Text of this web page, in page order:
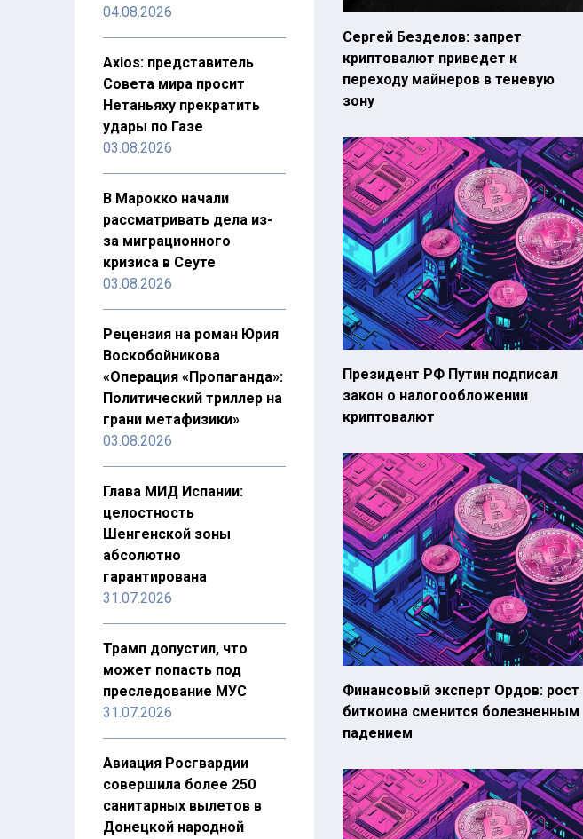
04.08.2026
Axios: представитель
Совета мира просит
Нетаньяху прекратить
удары по Газе
03.08.2026
В Марокко начали
рассматривать дела из-
за миграционного
кризиса в Сеуте
03.08.2026
Рецензия на роман Юрия
Воскобойникова
«Операция «Пропаганда»:
Политический триллер на
грани метафизики»
03.08.2026
Глава МИД Испании:
целостность
Шенгенской зоны
абсолютно
гарантирована
31.07.2026
Трамп допустил, что
может попасть под
преследование МУС
31.07.2026
Авиация Росгвардии
совершила более 250
санитарных вылетов в
Донецкой народной
Сергей Безделов: запрет
криптовалют приведет к
переходу майнеров в теневую
зону
Президент РФ Путин подписал
закон о налогообложении
криптовалют
Финансовый эксперт Ордов: рост
биткоина сменится болезненным
падением